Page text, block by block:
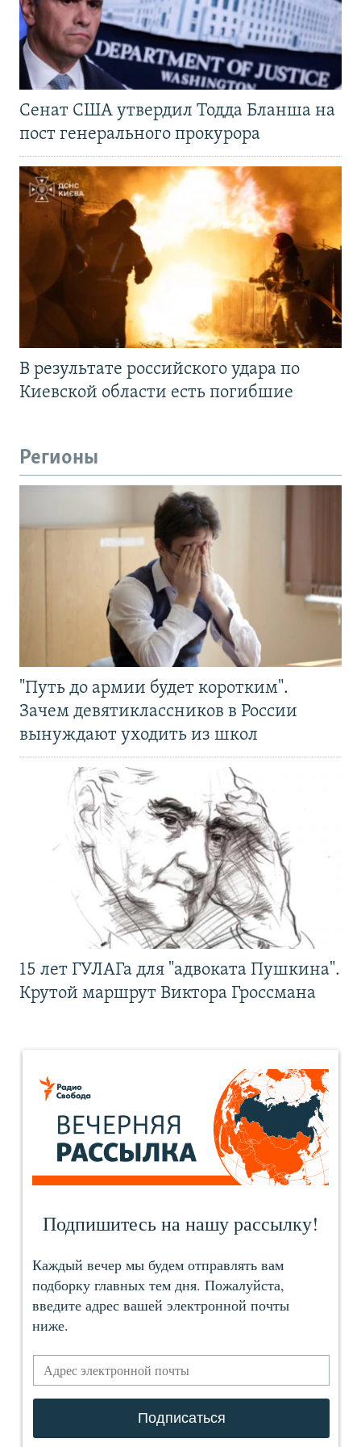
Сенат США утвердил Тодда Бланша на
пост генерального прокурора
В результате российского удара по
Киевской области есть погибшие
Регионы
"Путь до армии будет коротким".
Зачем девятиклассников в России
вынуждают уходить из школ
15 лет ГУЛАГа для "адвоката Пушкина".
Крутой маршрут Виктора Гроссмана